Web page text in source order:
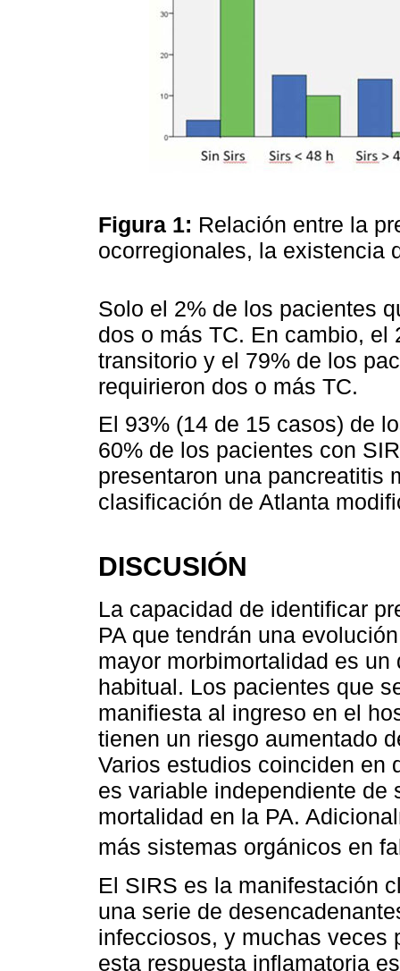
Figura 1: Relación entre la
ocorregionales, la existencia
Solo el 2% de los pacientes
dos o más TC. En cambio,
transitorio y el 79% de los
requirieron dos o más TC.
El 93% (14 de 15 casos) de
60% de los pacientes con
presentaron una pancreatitis
clasificación de Atlanta
DISCUSIÓN
La capacidad de identificar
PA que tendrán una
mayor morbimortalidad es
habitual. Los pacientes que
manifiesta al ingreso en el
tienen un riesgo aumentado
Varios estudios coinciden en
es variable independiente de
mortalidad en la PA.
más sistemas orgánicos en
El SIRS es la manifestación
una serie de
infecciosos, y muchas veces
esta respuesta inflamatoria